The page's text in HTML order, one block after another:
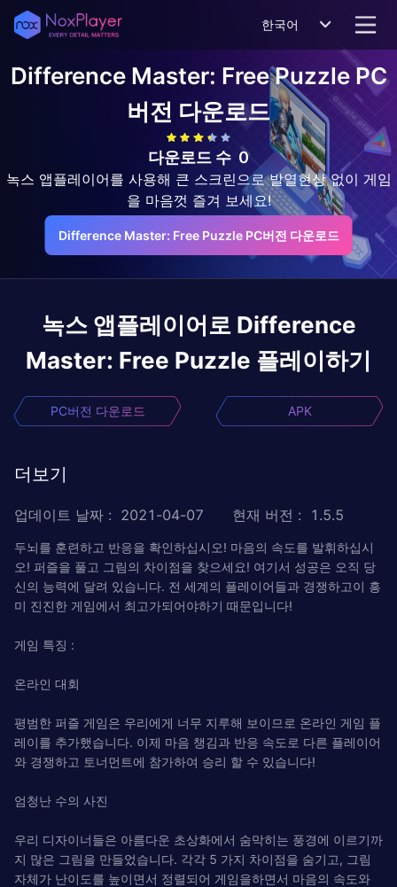
한국어
Difference Master: Free PuzzlePC
버전 다운로드
다운로드 수 0
녹스 앱플레이어를 사용해 큰 스크린으로 발열현상 없이 게임
을 마음껏 즐겨 보세요!
Difference Master: Free Puzzle PC버전 다운로드
녹스 앱플레이어로 Difference
Master: Free Puzzle 플레이하기
PC버전 다운로드 APK
더보기
업데이트 날짜 : 2021-04-07 현재 버전 : 1.5.5
두뇌를 훈련하고 반응을 확인하십시오! 마음의 속도를 발휘하십시
오! 퍼즐을 풀고 그림의 차이점을 찾으세요! 여기서 성공은 오직 당
신의 능력에 달려 있습니다. 전 세계의 플레이어들과 경쟁하고이 흥
미 진진한 게임에서 최고가되어야하기 때문입니다!
게임 특징 :
온라인 대회
평범한 퍼즐 게임은 우리에게 너무 지루해 보이므로 온라인 게임 플
레이를 추가했습니다. 이제 마음 챙김과 반응 속도로 다른 플레이어
와 경쟁하고 토너먼트에 참가하여 승리 할 수 ​​있습니다!
엄청난 수의 사진
우리 디자이너들은 아름다운 초상화에서 숨막히는 풍경에 이르기까
지 많은 그림을 만들었습니다. 각각 5 가지 차이점을 숨기고, 그림
자체가 난이도를 높이면서 정렬되어 게임을하면서 마음의 속도와